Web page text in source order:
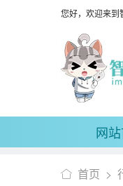
您好，欢迎来到
网
首页 >